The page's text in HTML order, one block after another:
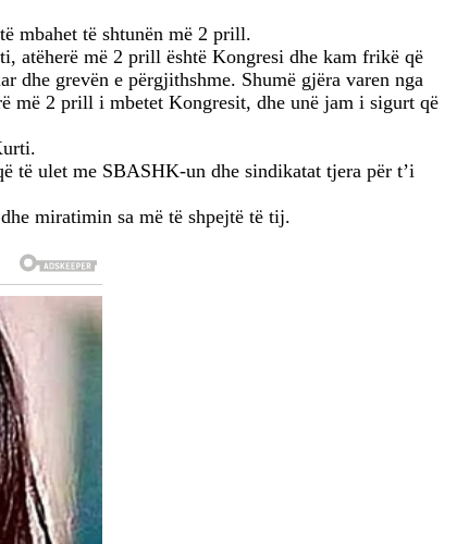
mbahet të shtunën më 2 prill.
atëherë më 2 prill është Kongresi dhe kam frikë që
dhe grevën e përgjithshme. Shumë gjëra varen nga
më 2 prill i mbetet Kongresit, dhe unë jam i sigurt që
të ulet me SBASHK-un dhe sindikatat tjera për t’i
miratimin sa më të shpejtë të tij.